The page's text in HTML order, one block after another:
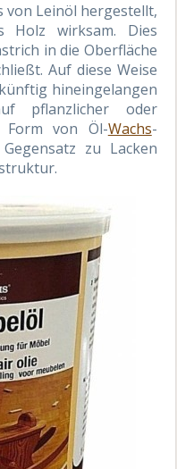
von Leinöl hergestellt,
wirksam. Dies
in die Oberfläche
Auf diese Weise
hineingelangen
pflanzlicher oder
Form von Öl-Wachs-
zu Lacken